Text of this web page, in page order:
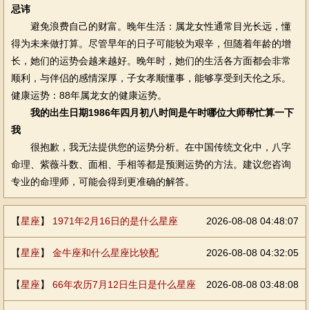
忌讳
避免浪费自己的财富。晚年生活：属龙女性通常目光长远，懂
得为未来做打算。尽管早年的日子可能较为艰辛，但随着年龄的增
长，她们的运势会越来越好。晚年时，她们的生活各方面都会非常
顺利，与伴侣的感情深厚，子女孝顺懂事，能够享受到天伦之乐。
健康运势：88年属龙女的健康运势。
我的出生日期1986年四月初八时间是午时哪位大师帮忙算一下
我
很抱歉，我无法提供您的运势分析。在中国传统文化中，八字
命理、紫薇斗数、面相、手相等都是预测运势的方法。建议您咨询
专业的命理师，可能会得到更准确的解答。
【星座】 1971年2月16日的是什么星座 2026-08-08 04:48:07
【星座】 金牛座和什么星座比较配 2026-08-08 04:32:05
【星座】 66年农历7月12日生日是什么星座 2026-08-08 03:48:08